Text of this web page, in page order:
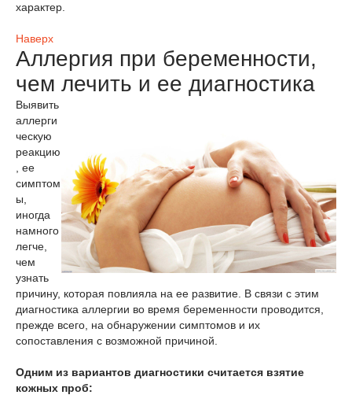
характер.
Наверх
Аллергия при беременности,
чем лечить и ее диагностика
Выявить
аллерги
ческую
реакцию
, ее
симптом
ы,
иногда
намного
легче,
чем
узнать
причину, которая повлияла на ее развитие. В связи с этим
диагностика аллергии во время беременности проводится,
прежде всего, на обнаружении симптомов и их
сопоставления с возможной причиной.
Одним из вариантов диагностики считается взятие
кожных проб: